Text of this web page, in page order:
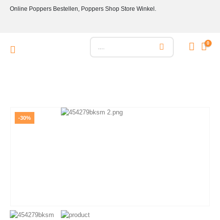
Online Poppers Bestellen, Poppers Shop Store Winkel.
0
-30%